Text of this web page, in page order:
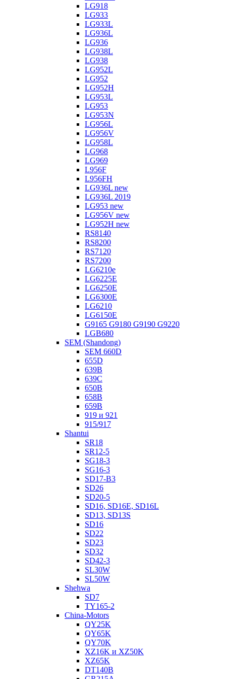
LG918
LG933
LG933L
LG936L
LG936
LG938L
LG938
LG952L
LG952
LG952H
LG953L
LG953
LG953N
LG956L
LG956V
LG958L
LG968
LG969
L956F
L956FH
LG936L new
LG936L 2019
LG953 new
LG956V new
LG952H new
RS8140
RS8200
RS7120
RS7200
LG6210e
LG6225E
LG6250E
LG6300E
LG6210
LG6150E
G9165 G9180 G9190 G9220
LGB680
SEM (Shandong)
SEM 660D
655D
639B
639С
650B
658B
659B
919 и 921
915/917
Shantui
SR18
SR12-5
SG18-3
SG16-3
SD17-B3
SD26
SD20-5
SD16, SD16E, SD16L
SD13, SD13S
SD16
SD22
SD23
SD32
SD42-3
SL30W
SL50W
Shehwa
SD7
TY165-2
China-Motors
QY25K
QY65K
QY70K
XZ16K и XZ50K
XZ65K
DT140B